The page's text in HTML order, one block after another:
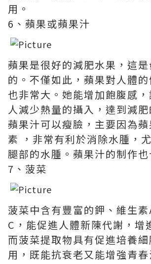
用。
6、蘋果或蘋果汁
蘋果是很好的減肥水果，這
的。不僅如此，蘋果對人體
也非常大。她能增加飽腹感
人減少熱量的攝入，達到減
蘋果汁可以瘦臉，主要因為
素 ，非常有利於消除水腫，
腿部的水腫。蘋果汁的制作也
7、菠菜
菠菜中含有豐富的鉀、維生
C，能促進人體新陳代謝，增
而菠菜提取物具有促進培養
用，既能抗衰老又能增強青